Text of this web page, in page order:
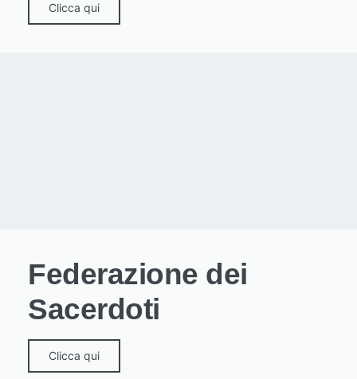
Clicca qui
Federazione dei
Sacerdoti
Clicca qui